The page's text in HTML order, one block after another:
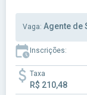
Vaga: Agente de
Inscrições:
Taxa
R$ 210,48